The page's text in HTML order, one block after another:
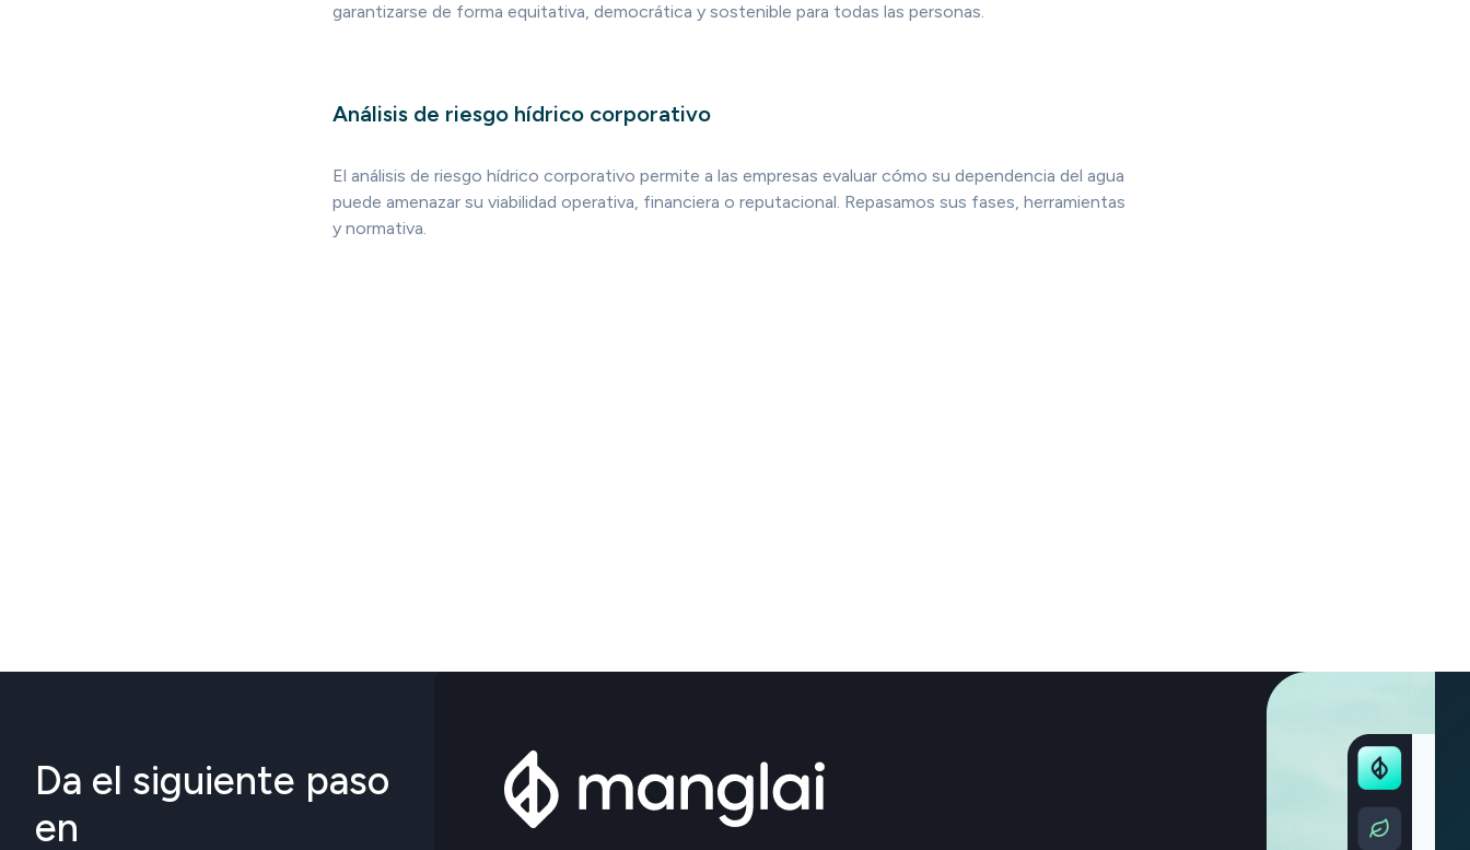
garantizarse de forma equitativa, democrática y sostenible para todas las personas.
Análisis de riesgo hídrico corporativo
El análisis de riesgo hídrico corporativo permite a las empresas evaluar cómo su dependencia del agua
puede amenazar su viabilidad operativa, financiera o reputacional. Repasamos sus fases, herramientas
y normativa.
Da el siguiente paso
en